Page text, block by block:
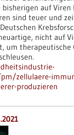
bisherigen auf Viren
sind teuer und
nicht auf
um therapeutische
zellulaere-
produzieren